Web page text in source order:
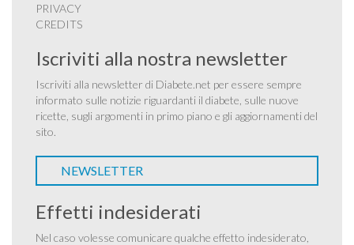
PRIVACY
CREDITS
Iscriviti alla nostra newsletter
Iscriviti alla newsletter di Diabete.net per essere sempre
informato sulle notizie riguardanti il diabete, sulle nuove
ricette, sugli argomenti in primo piano e gli aggiornamenti del
sito.
NEWSLETTER
Effetti indesiderati
Nel caso volesse comunicare qualche effetto indesiderato,